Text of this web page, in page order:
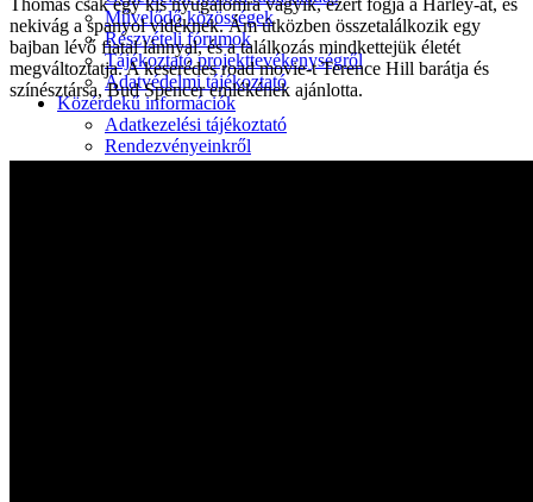
Művelődő közösségek
Részvételi fórumok
Tájékoztató projekttevékenységről
Adatvédelmi tájékoztató
Közérdekű információk
Adatkezelési tájékoztató
Rendezvényeinkről
Kapcsolat
Thomas csak egy kis nyugalomra vágyik, ezért fogja a Harley-át, és
nekivág a spanyol vidéknek. Ám útközben összetalálkozik egy
bajban lévő fiatal lánnyal, és a találkozás mindkettejük életét
megváltoztatja. A keserédes road movie-t Terence Hill barátja és
színésztársa, Bud Spencer emlékének ajánlotta.